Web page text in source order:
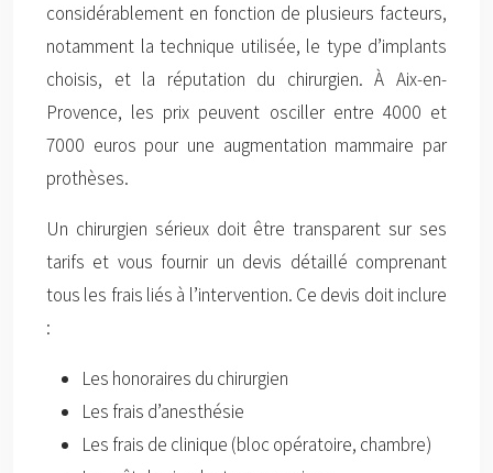
considérablement en fonction de plusieurs facteurs,
notamment la technique utilisée, le type d’implants
choisis, et la réputation du chirurgien. À Aix-en-
Provence, les prix peuvent osciller entre 4000 et
7000 euros pour une augmentation mammaire par
prothèses.
Un chirurgien sérieux doit être transparent sur ses
tarifs et vous fournir un devis détaillé comprenant
tous les frais liés à l’intervention. Ce devis doit inclure
:
Les honoraires du chirurgien
Les frais d’anesthésie
Les frais de clinique (bloc opératoire, chambre)